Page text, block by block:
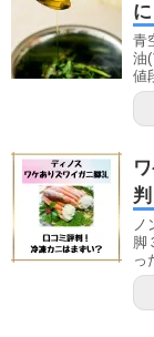
青
油
値
ノ
脚
っ